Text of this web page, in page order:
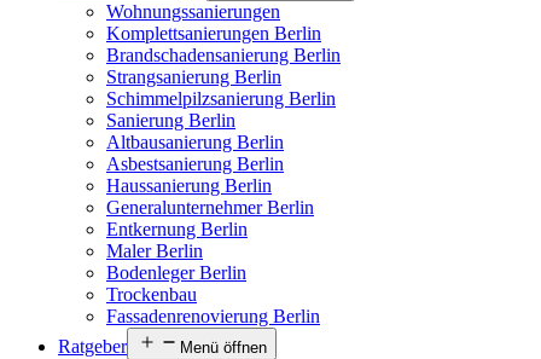
Wohnungssanierungen
Komplettsanierungen Berlin
Brandschadensanierung Berlin
Strangsanierung Berlin
Schimmelpilzsanierung Berlin
Sanierung Berlin
Altbausanierung Berlin
Asbestsanierung Berlin
Haussanierung Berlin
Generalunternehmer Berlin
Entkernung Berlin
Maler Berlin
Bodenleger Berlin
Trockenbau
Fassadenrenovierung Berlin
Ratgeber
Menü öffnen